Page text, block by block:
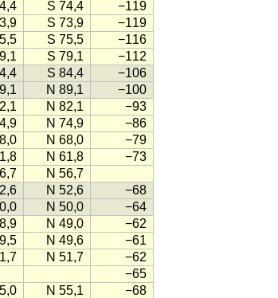
S 74,4
−119
S 73,9
−119
S 75,5
−116
S 79,1
−112
S 84,4
−106
N 89,1
−100
N 82,1
−93
N 74,9
−86
N 68,0
−79
N 61,8
−73
N 56,7
N 52,6
−68
N 50,0
−64
N 49,0
−62
N 49,6
−61
N 51,7
−62
−65
N 55,1
−68